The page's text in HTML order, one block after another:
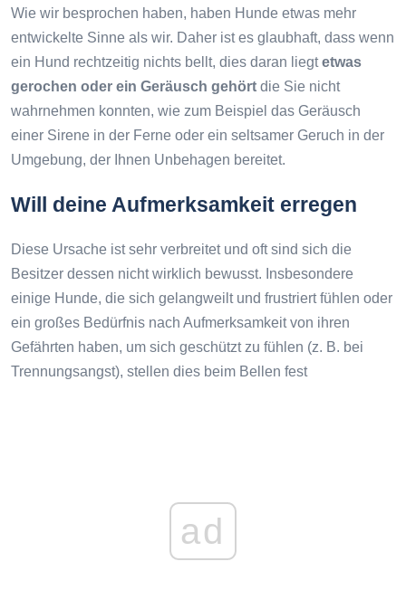
Wie wir besprochen haben, haben Hunde etwas mehr
entwickelte Sinne als wir. Daher ist es glaubhaft, dass wenn
ein Hund rechtzeitig nichts bellt, dies daran liegtetwas
gerochen oder ein Geräusch gehört die Sie nicht
wahrnehmen konnten, wie zum Beispiel das Geräusch
einer Sirene in der Ferne oder ein seltsamer Geruch in der
Umgebung, der Ihnen Unbehagen bereitet.
Will deine Aufmerksamkeit erregen
Diese Ursache ist sehr verbreitet und oft sind sich die
Besitzer dessen nicht wirklich bewusst. Insbesondere
einige Hunde, die sich gelangweilt und frustriert fühlen oder
ein großes Bedürfnis nach Aufmerksamkeit von ihren
Gefährten haben, um sich geschützt zu fühlen (z. B. bei
Trennungsangst), stellen dies beim Bellen fest
ad